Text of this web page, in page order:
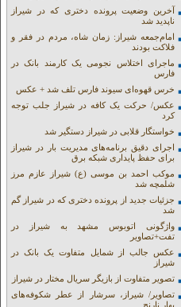
آخرین وضعیت پرونده دختری که در شیراز
ناپدید شد
امام‌جمعه شیراز: زمان شاه، مردم در فقر و
فلاکت بودند
ماجرای اختلاس نجومی یک کارمند بانک در
فارس
خرس قهوه‌ای سیوند فارس تلف شد + عکس
عکس/ حرکت یک کافه در شیراز جلب توجه
کرد
خواستگار قلابی در شیراز دستگیر شد
اجرای دقیق برنامه‌های مدیریت بار در شیراز
برای حفظ پایداری شبکه برق
موکب احمد بن موسی (ع) شیراز عازم مرز
شلمچه شد
جزئیات جدید از پرونده دختری که در شیراز گم
شد
واژگونی اتوبوس مشهد به شیراز در
تفت+تصاویر
عکس جالب از شمایل متفاوت یک بانک در
شیراز
تصویر متفاوت از بازیگر سریال مختار در شیراز
تصاویر/ شیراز، سرشار از عطر شکوفه‌های
بهار نارنج